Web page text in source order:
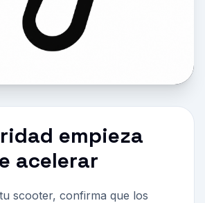
empieza
acelerar
scooter, confirma que los